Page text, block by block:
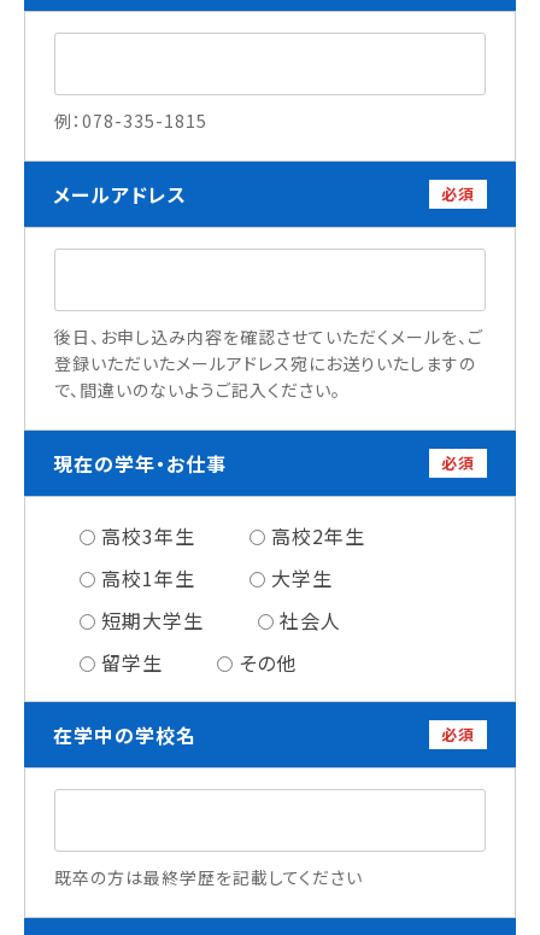
企業担当者の方へ
ブログ
情報公開
よくあるご質問
例：078-335-1815
メールアドレス 必須
後日、お申し込み内容を確認させていただくメールを、ご
登録いただいたメールアドレス宛にお送りいたしますの
で、間違いのないようご記入ください。
現在の学年・お仕事 必須
高校3年生
高校2年生
高校1年生
大学生
短期大学生
社会人
留学生
その他
在学中の学校名 必須
既卒の方は最終学歴を記載してください